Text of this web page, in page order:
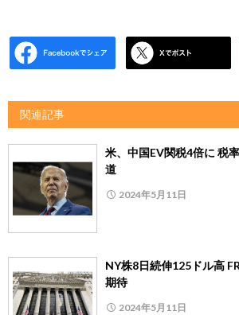
関連記事
米、中国EV関税4倍に 税
道
2024年5月11日
NY株8日続伸125ドル高
期待
2024年5月11日